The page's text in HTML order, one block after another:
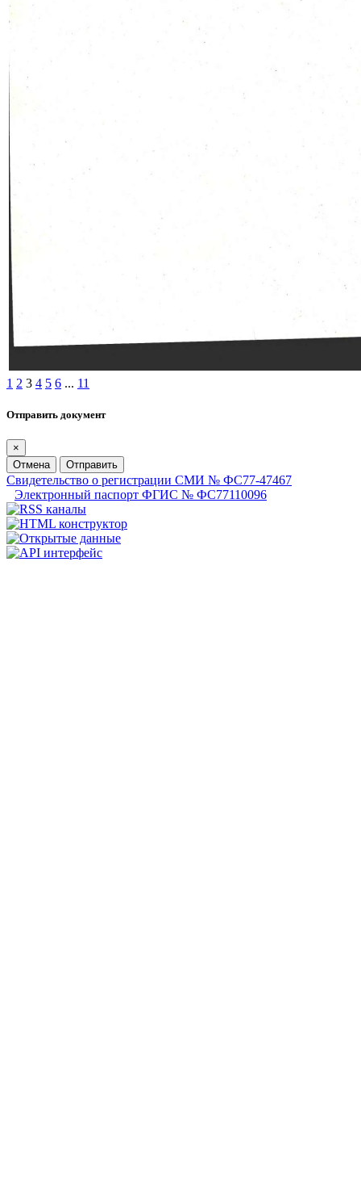
1 2 3 4 5 6 ... 11
Отправить документ
×
Отмена
Отправить
Свидетельство о регистрации СМИ № ФС77-47467
Электронный паспорт ФГИС № ФС77110096